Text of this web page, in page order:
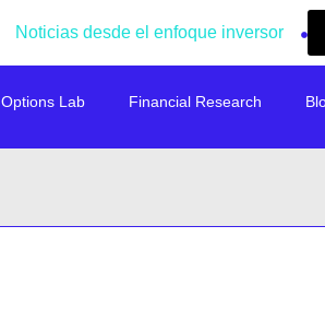
Noticias desde el enfoque inversor
Options Lab Financial Research